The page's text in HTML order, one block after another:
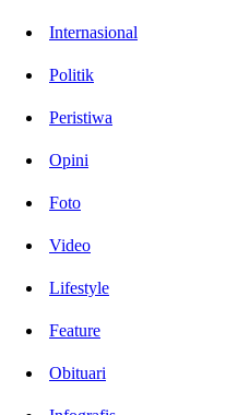
Internasional
Politik
Peristiwa
Opini
Foto
Video
Lifestyle
Feature
Obituari